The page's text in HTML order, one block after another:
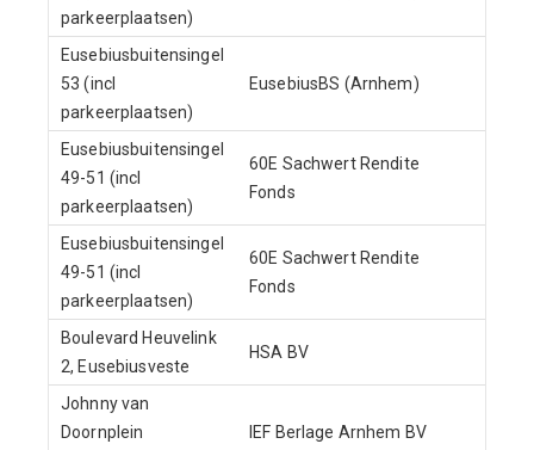
parkeerplaatsen)
Eusebiusbuitensingel
53 (incl
parkeerplaatsen)
EusebiusBS (Arnhem)
Eusebiusbuitensingel
49-51 (incl
parkeerplaatsen)
60E Sachwert Rendite
Fonds
Eusebiusbuitensingel
49-51 (incl
parkeerplaatsen)
60E Sachwert Rendite
Fonds
Boulevard Heuvelink
2, Eusebiusveste
HSA BV
Johnny van
Doornplein
IEF Berlage Arnhem BV